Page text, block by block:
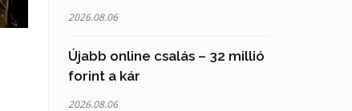
2026.08.06
Újabb online csalás – 32 millió
forint a kár
2026.08.06